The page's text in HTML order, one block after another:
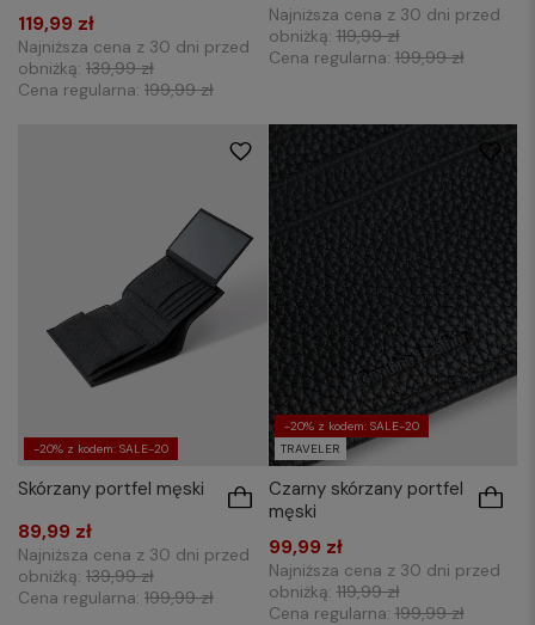
119,99 zł
Najniższa cena z 30 dni przed
obniżką: 139,99 zł
Cena regularna: 199,99 zł
Najniższa cena z 30 dni przed
obniżką:119,99 zł
Cena regularna:199,99 zł
-20% z kodem: SALE-20
Skórzany portfel męski
89,99 zł
Najniższa cena z 30 dni przed
obniżką: 139,99 zł
Cena regularna: 199,99 zł
-20% z kodem: SALE-20
TRAVELER
Czarny skórzany portfel
męski
99,99 zł
Najniższa cena z 30 dni przed
obniżką:119,99 zł
Cena regularna:199,99 zł